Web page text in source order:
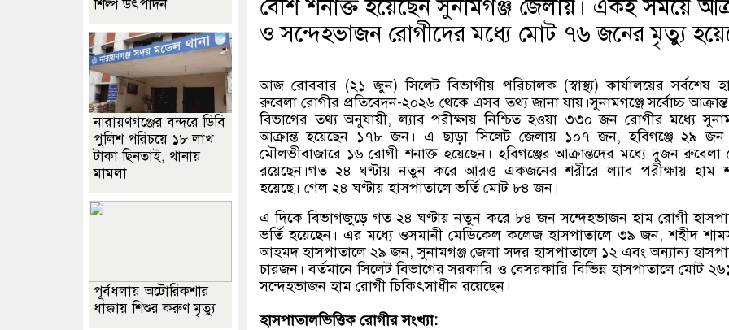
বেশি শনাক্ত হয়েছেন সুনামগঞ্জ জেলায়। একই সময়ে
ও সন্দেহভাজন রোগীদের মধ্যে মোট ৭৬ জনের মৃত্যু
আজ রোববার (২১ জুন) সিলেট বিভাগীয় পরিচালক (স্বাস্থ্য) কার্যালয়ের সর্বশেষ
রুবেলা রোগীর প্রতিবেদন-২০২৬ থেকে এসব তথ্য জানা যায়।সুনামগঞ্জে সর্বোচ্চ আক্রান্ত
বিভাগের তথ্য অনুযায়ী, ল্যাব পরীক্ষায় নিশ্চিত হওয়া ৩৩০ জন রোগীর মধ্যে
আক্রান্ত হয়েছেন ১৭৮ জন। এ ছাড়া সিলেট জেলায় ১০৭ জন, হবিগঞ্জে ২৯
মৌলভীবাজারে ১৬ রোগী শনাক্ত হয়েছেন। হবিগঞ্জের আক্রান্তদের মধ্যে দুজন রুবেলা
রয়েছেন।গত ২৪ ঘণ্টায় নতুন করে আরও একজনের শরীরে ল্যাব পরীক্ষায় হাম
হয়েছে। গেল ২৪ ঘণ্টায় হাসপাতালে ভর্তি মোট ৮৪ জন।
এ দিকে বিভাগজুড়ে গত ২৪ ঘণ্টায় নতুন করে ৮৪ জন সন্দেহভাজন হাম রোগী
ভর্তি হয়েছেন। এর মধ্যে ওসমানী মেডিকেল কলেজ হাসপাতালে ৩৯ জন, শহীদ
আহমদ হাসপাতালে ২৯ জন, সুনামগঞ্জ জেলা সদর হাসপাতালে ১২ এবং অন্যান্য
চারজন। বর্তমানে সিলেট বিভাগের সরকারি ও বেসরকারি বিভিন্ন হাসপাতালে মোট
সন্দেহভাজন হাম রোগী চিকিৎসাধীন রয়েছেন।
হাসপাতালভিত্তিক রোগীর সংখ্যা:
শিল্প উৎপাদন
নারায়ণগঞ্জের বন্দরে ডিবি
পুলিশ পরিচয়ে ১৮ লাখ
টাকা ছিনতাই, থানায়
মামলা
পূর্বধলায় অটোরিকশার
ধাক্কায় শিশুর করুণ মৃত্যু